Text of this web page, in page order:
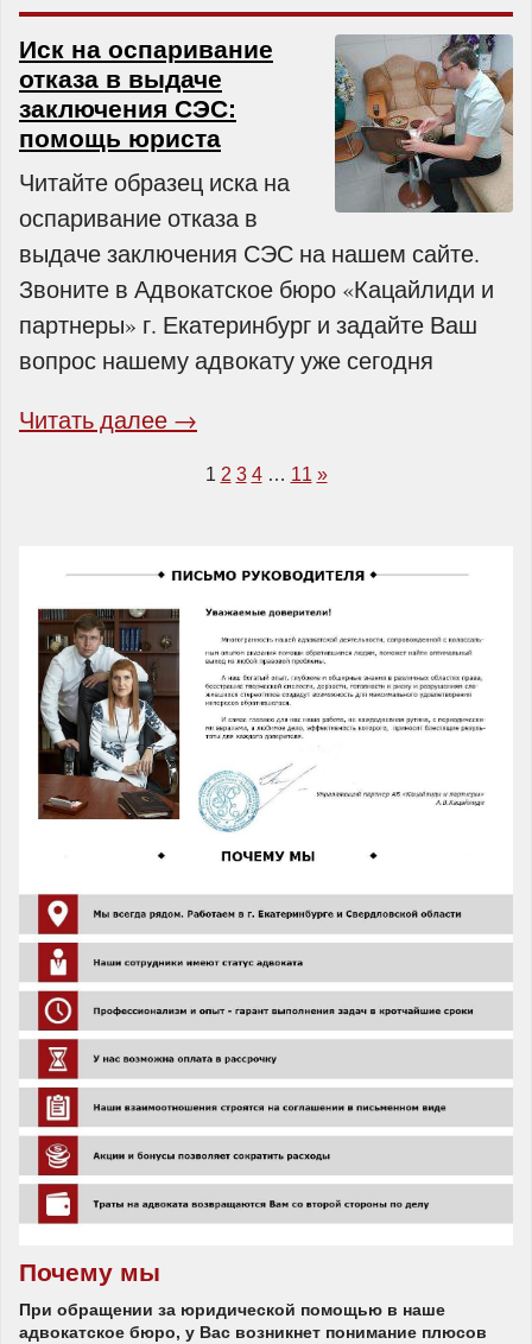
Иск на оспаривание
отказа в выдаче
заключения СЭС:
помощь юриста
Читайте образец иска на
оспаривание отказа в
выдаче заключения СЭС на нашем сайте.
Звоните в Адвокатское бюро «Кацайлиди и
партнеры» г. Екатеринбург и задайте Ваш
вопрос нашему адвокату уже сегодня
Читать далее →
1 2 3 4 … 11 »
Почему мы
При обращении за юридической помощью в наше
адвокатское бюро, у Вас возникнет понимание плюсов